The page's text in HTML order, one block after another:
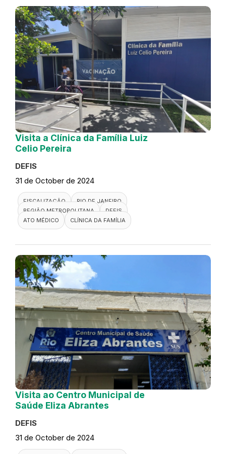
Visita a Clínica da Família Luiz
Celio Pereira
DEFIS
31 de October de 2024
FISCALIZAÇÃO
RIO DE JANEIRO
REGIÃO METROPOLITANA
DEFIS
ATO MÉDICO
CLÍNICA DA FAMÍLIA
Visita ao Centro Municipal de
Saúde Eliza Abrantes
DEFIS
31 de October de 2024